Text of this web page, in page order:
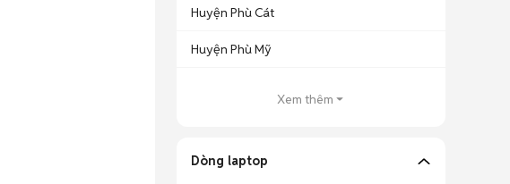
Huyện Phù Cát
Huyện Phù Mỹ
Xem thêm
Dòng laptop